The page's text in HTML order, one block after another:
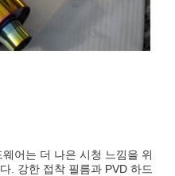
어는 더 나은 시청 느낌을 위
. 강한 접착 필름과 PVD 하드